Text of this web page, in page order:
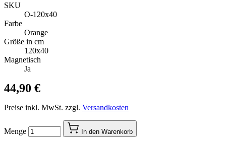
SKU
O-120x40
Farbe
Orange
Größe in cm
120x40
Magnetisch
Ja
44,90 €
Preise inkl. MwSt. zzgl. Versandkosten
Menge In den Warenkorb